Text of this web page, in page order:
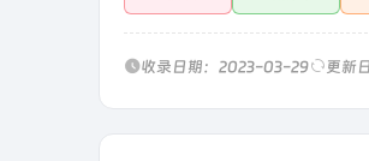
收录日期：2023-03-29 更新